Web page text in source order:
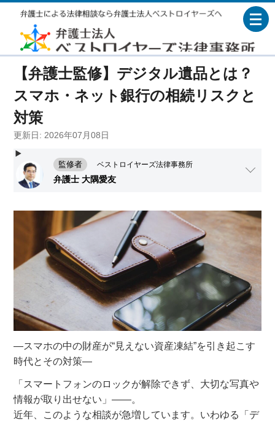
ブログ
【弁護士監修】デジタル遺品とは？
スマホ・ネット銀行の相続リスクと
対策
更新日: 2026年07月08日
監修者 ベストロイヤーズ法律事務所
弁護士 大隅愛友
―スマホの中の財産が“見えない資産凍結”を引き起こす
時代とその対策―
「スマートフォンのロックが解除できず、大切な写真や
情報が取り出せない」――。
近年、このような相談が急増しています。いわゆる「デ